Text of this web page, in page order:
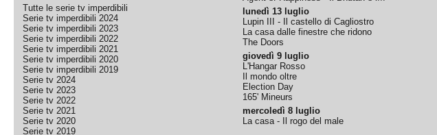
Tutte le serie tv imperdibili
Serie tv imperdibili 2024
Serie tv imperdibili 2023
Serie tv imperdibili 2022
Serie tv imperdibili 2021
Serie tv imperdibili 2020
Serie tv imperdibili 2019
Serie tv 2024
Serie tv 2023
Serie tv 2022
Serie tv 2021
Serie tv 2020
Serie tv 2019
lunedì 13 luglio
Lupin III - Il castello di Cagliostro
La casa dalle finestre che ridono
The Doors
giovedì 9 luglio
L'Hangar Rosso
Il mondo oltre
Election Day
165' Mineurs
mercoledì 8 luglio
La casa - Il rogo del male